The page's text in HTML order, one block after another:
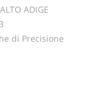
ADIGE
di Precisione